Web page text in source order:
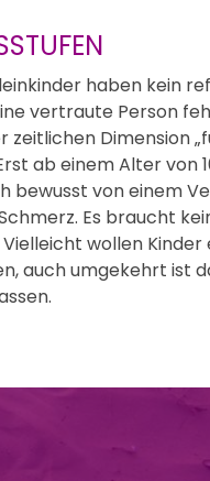
haben kein
vertraute Person
Dimension
ab einem Alter von
bewusst von einem
Es braucht
wollen Kinder
auch umgekehrt ist